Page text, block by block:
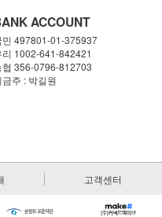
ACCOUNT
민 497801-01-375937
리 1002-641-842421
협 356-0796-812703
금주 : 박길원
고객센터